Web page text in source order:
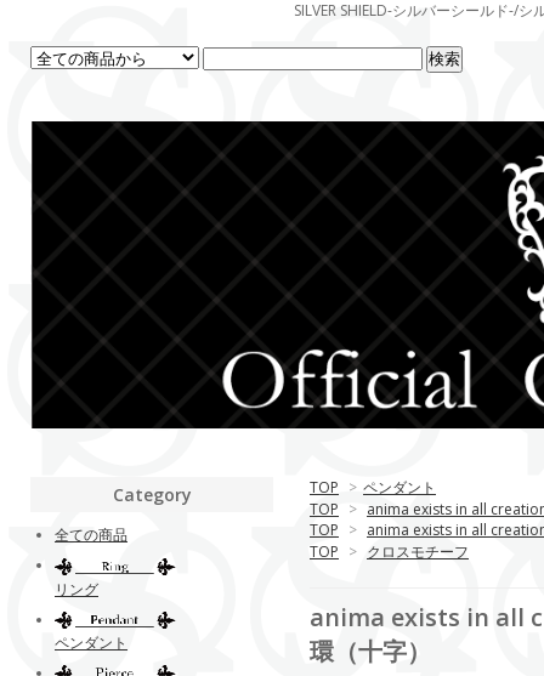
SILVER SHIELD-シルバーシールド-/
TOP > ペンダント
TOP > anima exists in all
TOP > anima exists in all
TOP > クロスモチーフ
anima exists in all
環（十字）
Category
全ての商品
リング
ペンダント